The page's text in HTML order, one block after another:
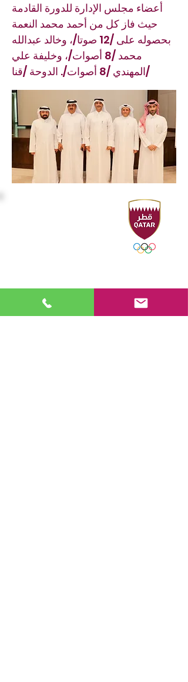
أعضاء مجلس الإدارة للدورة القادمة
حيث فاز كل من أحمد محمد النعمة
بحصوله على /12 صوتا/، وخالد عبدالله
محمد /8 أصوات/، وخليفة علي
المهندي /8 أصوات/. الدوحة /قنا/
Sport Accelerator
الطابق الأول
الاتحاد القطري للرياضات المائية